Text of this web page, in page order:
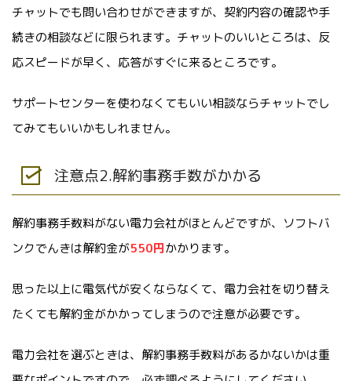
チャットでも問い合わせができますが、契約内容の確認や手
続きの相談などに限られます。チャットのいいところは、反
応スピードが早く、応答がすぐに来るところです。
サポートセンターを使わなくてもいい相談ならチャットでし
てみてもいいかもしれません。
注意点2.解約事務手数がかかる
解約事務手数料がない電力会社がほとんどですが、ソフトバ
ンクでんきは解約金が550円かかります。
思った以上に電気代が安くならなくて、電力会社を切り替え
たくても解約金がかかってしまうので注意が必要です。
電力会社を選ぶときは、解約事務手数料があるかないかは重